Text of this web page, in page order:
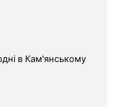
в Кам'янському